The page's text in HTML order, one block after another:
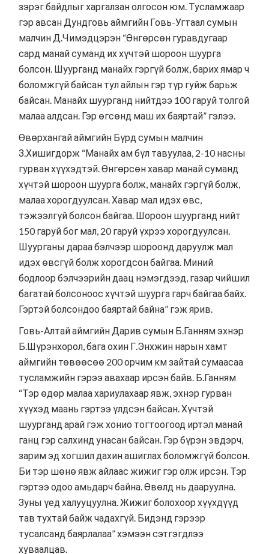
зэрэг байдлыг харгалзан олгосон юм. Тусламжаар
гэр авсан Дундговь аймгийн Говь-Угтаал сумын
малчин Д.Чимэдцэрэн “Өнгөрсөн гуравдугаар
сард манай суманд их хүчтэй шороон шуурга
болсон. Шуурганд манайх гэргүй болж, барих ямар ч
боломжгүй байсан тул айлын гэр түр гуйж барьж
байсан. Манайх шуурганд нийтдээ 100 гаруй толгой
малаа алдсан. Гэр өгсөнд маш их баяртай” гэлээ.
Өвөрхангай аймгийн Бүрд сумын малчин
З.Хишигдорж “Манайх ам бүл тавуулаа, 2-10 насны
гурван хүүхэдтэй. Өнгөрсөн хавар манай суманд
хүчтэй шороон шуурга болж, манайх гэргүй болж,
малаа хорогдуулсан. Хавар мал идэх өвс,
тэжээлгүй болсон байгаа. Шороон шуурганд нийт
150 гаруй бог мал, 20 гаруй үхрээ хорогдуулсан.
Шуурганы дараа бэлчээр шороонд даруулж мал
идэх өвсгүй болж хорогдсон байгаа. Миний
бодлоор бэлчээрийн даац нэмэгдээд, газар чийшил
багатай болсоноос хүчтэй шуурга гарч байгаа байх.
Гэртэй болсондоо баяртай байна” гэж ярив.
Говь-Алтай аймгийн Дарив сумын Б.Ганням эхнэр
Б.Шүрэнхорол, бага охин Г.Энхжин нарын хамт
аймгийн төвөөсөө 200 орчим км зайтай сумаасаа
тусламжийн гэрээ авахаар ирсэн байв. Б.Ганням
“Тэр өдөр малаа хариулахаар явж, эхнэр гурван
хүүхэд маань гэртээ үлдсэн байсан. Хүчтэй
шуурганд арай гэж хонио тогтоогоод иртэл манай
ганц гэр салхинд унасан байсан. Гэр бүрэн эвдэрч,
зарим эд хогшил дахин ашиглах боломжгүй болсон.
Би тэр шөнө явж айлаас жижиг гэр олж ирсэн. Тэр
гэртээ одоо амьдарч байна. Өвөлд нь дааруулна.
Зуны үед халууцуулна. Жижиг болохоор хүүхдүүд
тав тухтай байж чадахгүй. Бидэнд гэрээр
тусалсанд баярлалаа” хэмээн сэтгэгдлээ
хуваалцав.